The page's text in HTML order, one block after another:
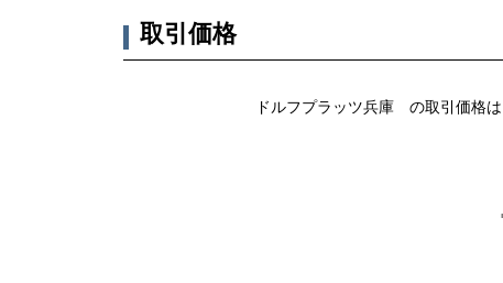
取引価格
ドルフプラッツ兵庫 の取引価格は